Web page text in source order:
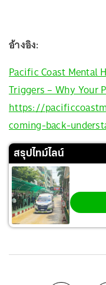
อ้างอิง:
Pacific Coast Mental
Triggers – Why Your
https://
coming-back-
สรุปไทม์ไลน์